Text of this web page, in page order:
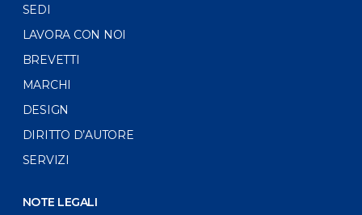
SEDI
LAVORA CON NOI
BREVETTI
MARCHI
DESIGN
DIRITTO D’AUTORE
SERVIZI
NOTE LEGALI